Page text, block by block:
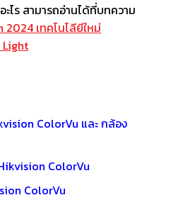
ไร สามารถอ่านได้ที่บทความ
2024 เทคโนโลียีใหม่
ColorVu และ กล้อง
ColorVu
ColorVu